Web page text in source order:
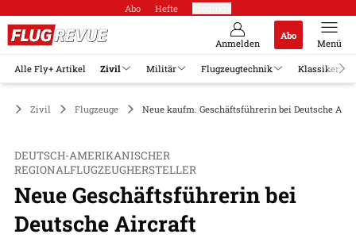
Abo Hefte
Anmelden
Abo
Menü
Alle Fly+ Artikel Zivil Militär Flugzeugtechnik Klassiker
Zivil Flugzeuge Neue kaufm. Geschäftsführerin bei Deutsche
DEUTSCH-AMERIKANISCHER
REGIONALFLUGZEUGHERSTELLER
Neue Geschäftsführerin bei
Deutsche Aircraft